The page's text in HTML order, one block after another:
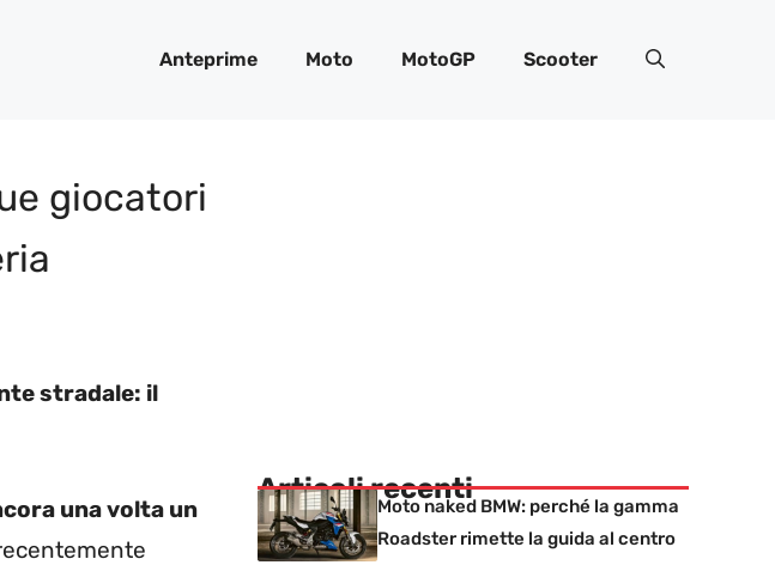
Anteprime Moto MotoGP Scooter
giocatori
stradale: il
una volta un
Articoli recenti
Moto naked BMW: perché la gamma
Roadster rimette la guida al centro